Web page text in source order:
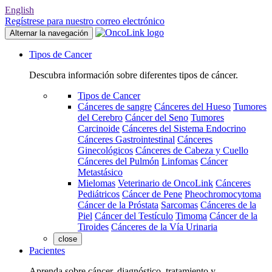
English
Regístrese para nuestro correo electrónico
Alternar la navegación
Tipos de Cancer
Descubra información sobre diferentes tipos de cáncer.
Tipos de Cancer
Cánceres de sangre Cánceres del Hueso Tumores
del Cerebro Cáncer del Seno Tumores
Carcinoide Cánceres del Sistema Endocrino
Cánceres Gastrointestinal Cánceres
Ginecológicos Cánceres de Cabeza y Cuello
Cánceres del Pulmón Linfomas Cáncer
Metastásico
Mielomas Veterinario de OncoLink Cánceres
Pediátricos Cáncer de Pene Pheochromocytoma
Cáncer de la Próstata Sarcomas Cánceres de la
Piel Cáncer del Testículo Timoma Cáncer de la
Tiroides Cánceres de la Vía Urinaria
close
Pacientes